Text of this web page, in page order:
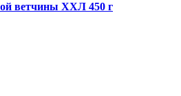
ветчины ХХЛ 450 г